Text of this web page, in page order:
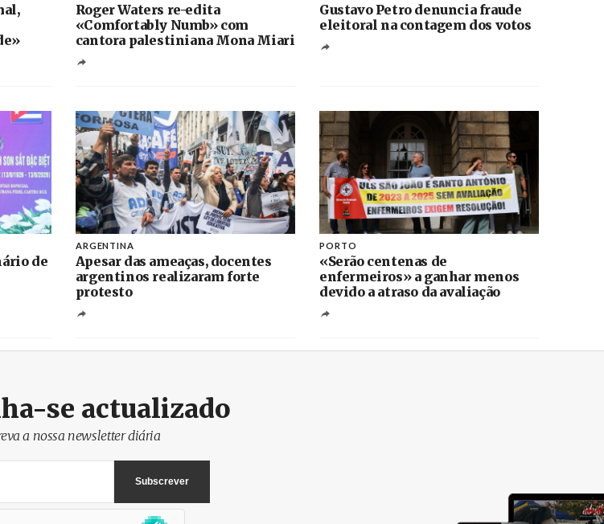
Roger Waters re-edita
«Comfortably Numb» com
cantora palestiniana Mona Miari
Gustavo Petro denuncia fraude
eleitoral na contagem dos votos
de
ARGENTINA
Apesar das ameaças, docentes
argentinos realizaram forte
protesto
PORTO
«Serão centenas de
enfermeiros» a ganhar menos
devido a atraso da avaliação
se actualizado
a nossa newsletter diária